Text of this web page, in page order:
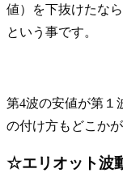
値）を下抜けたな
という事です。
第4波の安値が第１
の付け方もどこか
☆エリオット波